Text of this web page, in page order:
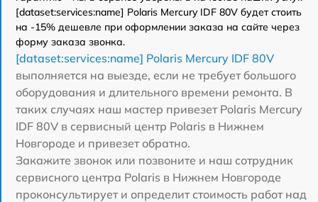
[dataset:services:name] Polaris Mercury IDF 80V будет стоить
на -15% дешевле при оформлении заказа на сайте через
форму заказа звонка.
[dataset:services:name] Polaris Mercury IDF 80V
выполняется на выезде, если не требует большого
оборудования и длительного времени ремонта. В
таких случаях наш мастер привезет Polaris Mercury
IDF 80V в сервисный центр Polaris в Нижнем
Новгороде и привезет обратно.
Закажите звонок или позвоните и наш сотрудник
сервисного центра Polaris в Нижнем Новгороде
проконсультирует и определит стоимость работ над